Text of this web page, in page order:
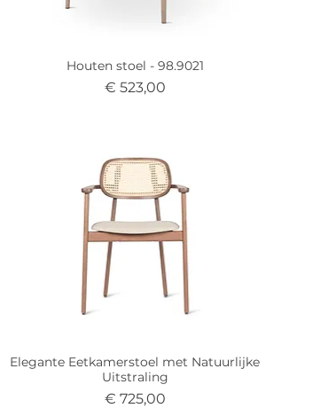
Houten stoel - 98.9021
Prijs
€ 523,00
Elegante Eetkamerstoel met Natuurlijke
Uitstraling
Prijs
€ 725,00